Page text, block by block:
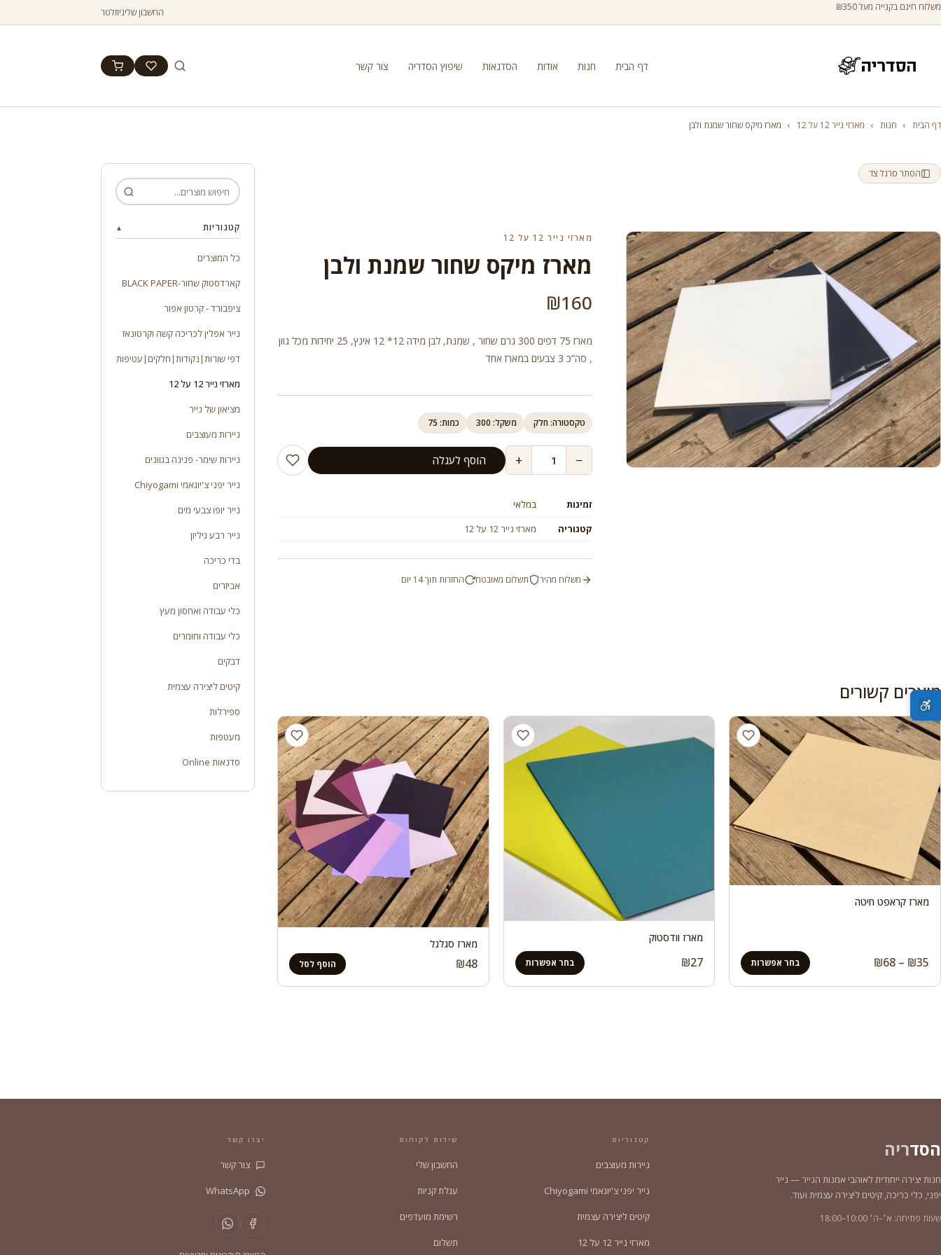
משלוח חינם בקנייה מעל ₪350 החשבון שליניוזלטר
דף הבית חנות אודות הסדנאות שיפוץ הסדריה צור קשר
דף הבית › חנות › מארזי נייר 12 על 12 › מארז מיקס שחור שמנת ולבן
הסתר סרגל צד
מארזי נייר 12 על 12
מארז מיקס שחור שמנת ולבן
₪160
מארז 75 דפים 300 גרם שחור , שמנת, לבן מידה 12* 12 אינץ, 25 יחידות מכל גוון
, סה”כ 3 צבעים במארז אחד
טקסטורה: חלק משקל: 300 כמות: 75
−
+ הוסף לעגלה
זמינות
במלאי
קטגוריה
מארזי נייר 12 על 12
משלוח מהיר תשלום מאובטח החזרות תוך 14 יום
מוצרים קשורים
מארז קראפט חיטה
₪35
–
₪68 בחר אפשרות
מארז וודסטוק
₪27 בחר אפשרות
מארז סגלגל
₪48 הוסף לסל
קטגוריות ▲
כל המוצרים
קארדסטוק שחור-BLACK PAPER
ציפבורד - קרטון אפור
נייר אפלין לכריכה קשה וקרטונאז
דפי שורות|נקודות|חלקים|עטיפות
מארזי נייר 12 על 12
מציאון של נייר
ניירות מעוצבים
ניירות שימר- פנינה בגוונים
נייר יפני צ'יוגאמי Chiyogami
נייר יופו צבעי מים
נייר רבע גיליון
בדי כריכה
אביזרים
כלי עבודה ואחסון מעץ
כלי עבודה וחומרים
דבקים
קיטים ליצירה עצמית
ספירלות
מעטפות
סדנאות Online
הסדריה
חנות יצירה ייחודית לאוהבי אמנות הנייר — נייר
יפני, כלי כריכה, קיטים ליצירה עצמית ועוד.
שעות פתיחה: א׳–ה׳ 10:00–18:00
קטגוריות
ניירות מעוצבים
נייר יפני צ'יוגאמי Chiyogami
קיטים ליצירה עצמית
מארזי נייר 12 על 12
שירות לקוחות
החשבון שלי
עגלת קניות
רשימת מועדפים
תשלום
יצרו קשר
צור קשר